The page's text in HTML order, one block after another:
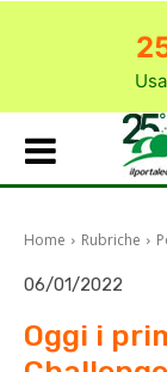
Home Rubriche
06/01/2022
Oggi i